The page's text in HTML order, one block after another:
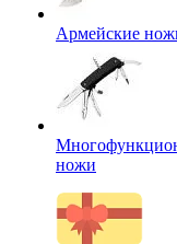
Армейские
ножи